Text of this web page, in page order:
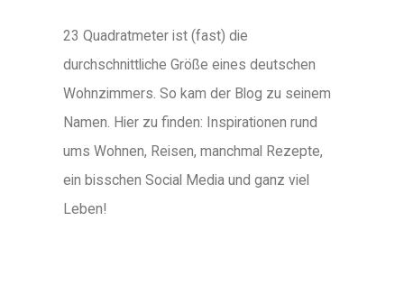
23 Quadratmeter ist (fast) die
durchschnittliche Größe eines deutschen
Wohnzimmers. So kam der Blog zu seinem
Namen. Hier zu finden: Inspirationen rund
ums Wohnen, Reisen, manchmal Rezepte,
ein bisschen Social Media und ganz viel
Leben!